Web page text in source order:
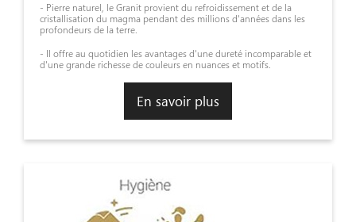
- Pierre naturel, le Granit provient du refroidissement et de la
cristallisation du magma pendant des millions d'années dans les
profondeurs de la terre.
- Il offre au quotidien les avantages d'une dureté incomparable et
d'une grande richesse de couleurs en nuances et motifs.
En savoir plus